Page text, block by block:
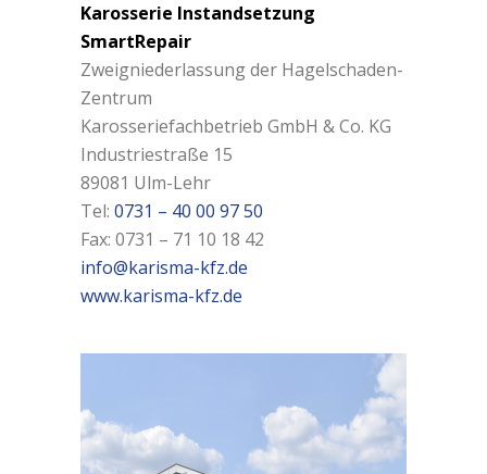
Karosserie Instandsetzung
SmartRepair
Zweigniederlassung der Hagelschaden-
Zentrum
Karosseriefachbetrieb GmbH & Co. KG
Industriestraße 15
89081 Ulm-Lehr
Tel: 0731 – 40 00 97 50
Fax: 0731 – 71 10 18 42
info@karisma-kfz.de
www.karisma-kfz.de